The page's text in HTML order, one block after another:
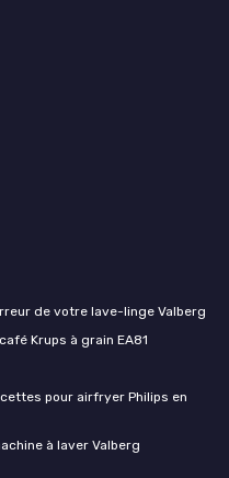
de votre lave-linge Valberg
Krups à grain EA81
pour airfryer Philips en
à laver Valberg